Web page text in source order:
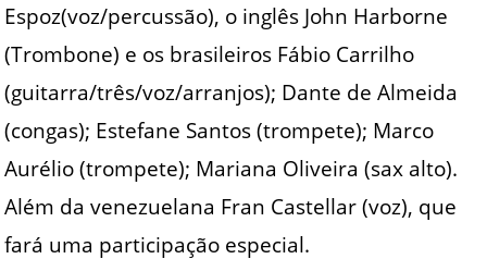
Espoz(voz/percussão), o inglês John Harborne
(Trombone) e os brasileiros Fábio Carrilho
(guitarra/três/voz/arranjos); Dante de Almeida
(congas); Estefane Santos (trompete); Marco
Aurélio (trompete); Mariana Oliveira (sax alto).
Além da venezuelana Fran Castellar (voz), que
fará uma participação especial.